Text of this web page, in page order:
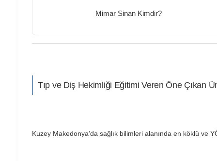
Mimar Sinan Kimdir?
Tıp ve Diş Hekimliği Eğitimi Veren Öne Çıkan
Kuzey Makedonya’da sağlık bilimleri alanında en köklü ve